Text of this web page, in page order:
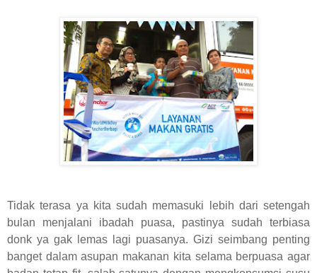
Tidak terasa ya kita sudah memasuki lebih dari setengah
bulan menjalani ibadah puasa, pastinya sudah terbiasa
donk ya gak lemas lagi puasanya. Gizi seimbang penting
banget dalam asupan makanan kita selama berpuasa agar